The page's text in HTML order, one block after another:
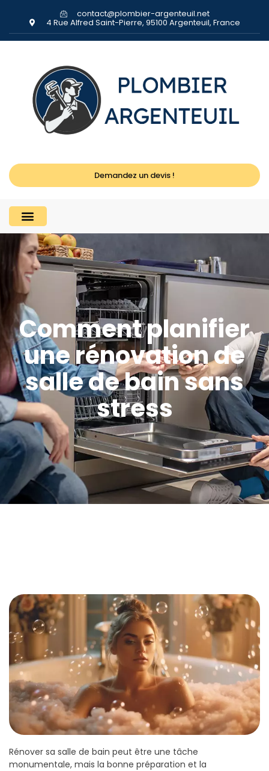
contact@plombier-argenteuil.net
4 Rue Alfred Saint-Pierre, 95100 Argenteuil, France
Demandez un devis !
Comment planifier
une rénovation de
salle de bain sans
stress
Rénover sa salle de bain peut être une tâche
monumentale, mais la bonne préparation et la